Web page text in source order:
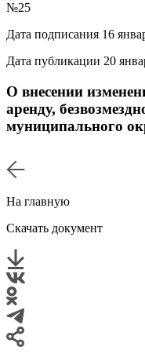
№25
Дата подписания 16
Дата публикации 20
О внесении
аренду,
муниципального
На главную
Скачать документ